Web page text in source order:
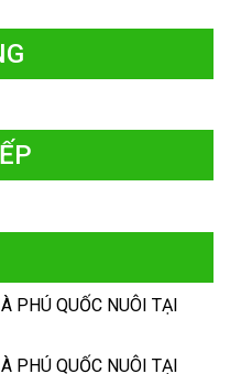
PHÚ QUỐC NUÔI TẠI
PHÚ QUỐC NUÔI TẠI